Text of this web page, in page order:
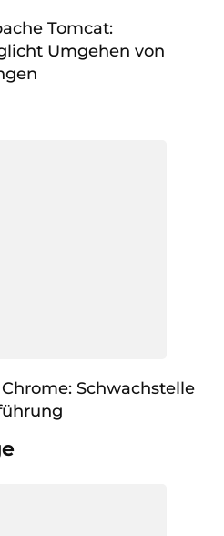
Tomcat:
Umgehen von
Schwachstelle